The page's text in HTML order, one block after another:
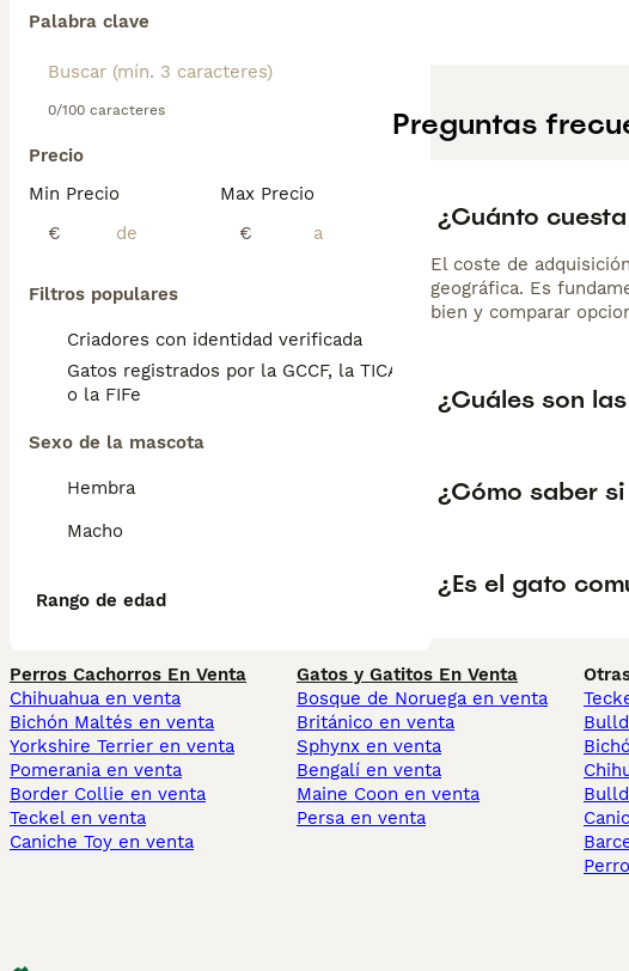
Palabra clave
0/100 caracteres
Precio
Min Precio
€
Max Precio
€
Filtros populares
Criadores con identidad verificada
Gatos registrados por la GCCF, la TICA
o la FIFe
Sexo de la mascota
Hembra
Macho
Rango de edad
Preguntas
¿Cuánto
El coste de
geográfica. Es
bien y comparar
¿Cuáles son
¿Cómo saber
¿Es el gato
Perros Cachorros En Venta
Chihuahua en venta
Bichón Maltés en venta
Yorkshire Terrier en venta
Pomerania en venta
Border Collie en venta
Teckel en venta
Caniche Toy en venta
Gatos y Gatitos En Venta
Bosque de Noruega en venta
Británico en venta
Sphynx en venta
Bengalí en venta
Maine Coon en venta
Persa en venta